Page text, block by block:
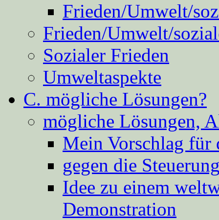
Frieden/Umwelt/
Frieden/Umwelt/
Sozialer Frieden
Umweltaspekte
C. mögliche Lösungen?
mögliche Lösungen,
Mein Vorschlag für
gegen die
Idee zu einem
Demonstration